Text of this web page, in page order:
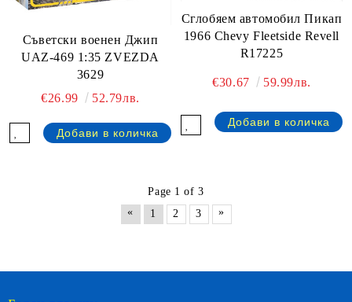
Съветски военен Джип
UAZ-469 1:35 ZVEZDA
3629
€26.99
52.79лв.
Сглобяем автомобил Пикап
1966 Chevy Fleetside Revell
R17225
€30.67 59.99лв.
Page 1 of 3
«
1 2 3 »